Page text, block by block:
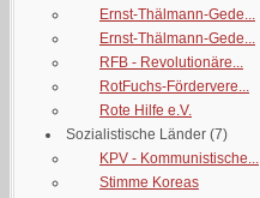
Ernst-Thälmann-Gede...
Ernst-Thälmann-Gede...
RFB - Revolutionäre...
RotFuchs-Fördervere...
Rote Hilfe e.V.
Sozialistische Länder (7)
KPV - Kommunistische...
Stimme Koreas